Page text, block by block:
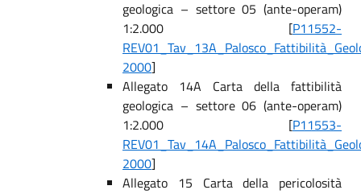
geologica – settore 05 (ante-operam)
1:2.000 [P11552-
2000]
Allegato 14A Carta della fattibilità
geologica – settore 06 (ante-operam)
1:2.000 [P11553-
2000]
Allegato 15 Carta della pericolosità